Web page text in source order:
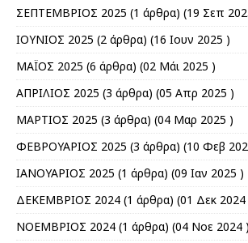
ΣΕΠΤΕΜΒΡΙΟΣ 2025 (1 άρθρα) (19 Σεπ
ΙΟΥΝΙΟΣ 2025 (2 άρθρα) (16 Ιουν 2025 )
ΜΑΪΟΣ 2025 (6 άρθρα) (02 Μάι 2025 )
ΑΠΡΙΛΙΟΣ 2025 (3 άρθρα) (05 Απρ 2025 )
ΜΑΡΤΙΟΣ 2025 (3 άρθρα) (04 Μαρ 2025 )
ΦΕΒΡΟΥΑΡΙΟΣ 2025 (3 άρθρα) (10 Φεβ
ΙΑΝΟΥΑΡΙΟΣ 2025 (1 άρθρα) (09 Ιαν 2025 )
ΔΕΚΕΜΒΡΙΟΣ 2024 (1 άρθρα) (01 Δεκ 2024
ΝΟΕΜΒΡΙΟΣ 2024 (1 άρθρα) (04 Νοε 2024 )